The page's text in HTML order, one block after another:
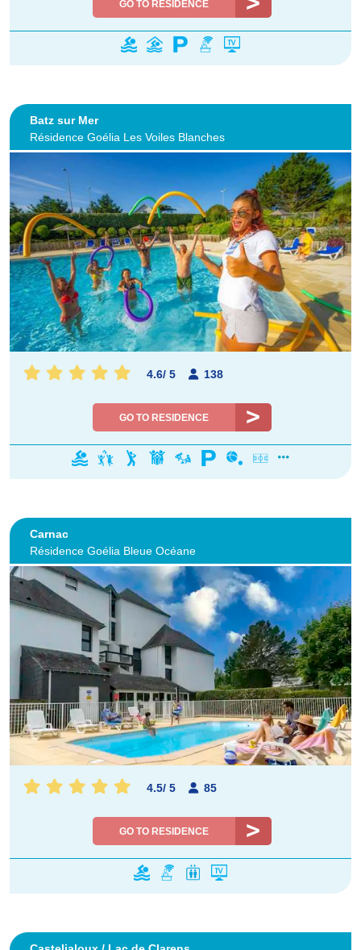
GO TO RESIDENCE
Batz sur Mer
Résidence Goélia Les Voiles Blanches
4.6/ 5 138
GO TO RESIDENCE
Carnac
Résidence Goélia Bleue Océane
4.5/ 5 85
GO TO RESIDENCE